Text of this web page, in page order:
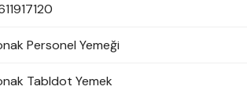
Personel Yemeği
Tabldot Yemek